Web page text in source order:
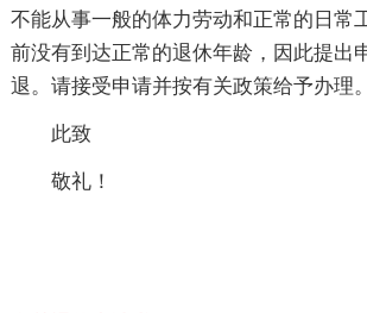
不能从事一般的体力劳动和正常的日常
前没有到达正常的退休年龄，因此提出
退。请接受申请并按有关政策给予办理。
此致
敬礼！